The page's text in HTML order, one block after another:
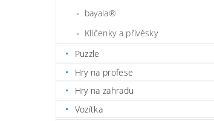
bayala®
Klíčenky a přívěsky
Puzzle
Hry na profese
Hry na zahradu
Vozítka